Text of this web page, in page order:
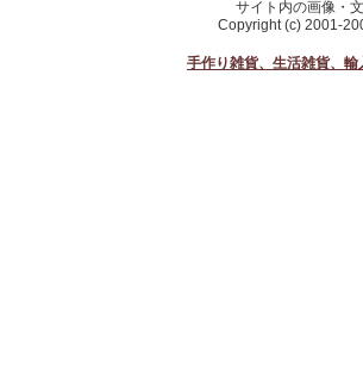
サイト内の画像・
Copyright (c) 2001-
手作り雑貨、生活雑貨、